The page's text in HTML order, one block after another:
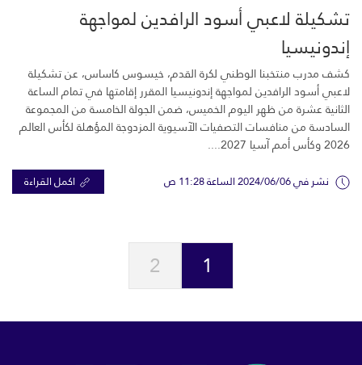
تشكيلة لاعبي أسود الرافدين لمواجهة
إندونيسيا
كشف مدرب منتخبنا الوطني لكرة القدم، خيسوس كاساس، عن تشكيلة
لاعبي أسود الرافدين لمواجهة إندونيسيا المقرر إقامتها في تمام الساعة
الثانية عشرة من ظهر اليوم الخميس، ضمن الجولة الخامسة من المجموعة
السادسة من منافسات التصفيات الآسيوية المزدوجة المؤهلة لكأس العالم
2026 وكأس أمم آسيا 2027....
نشر في 2024/06/06 الساعة 11:28 ص اكمل القراءة
1
2